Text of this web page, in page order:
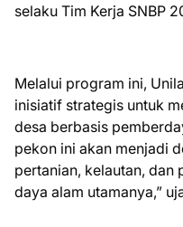
selaku Tim Kerja SNBP
Melalui program ini,
inisiatif strategis untuk
desa berbasis
pekon ini akan menjadi
pertanian, kelautan, dan
daya alam utamanya,”